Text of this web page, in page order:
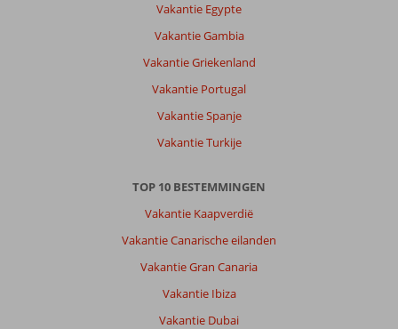
Vakantie Egypte
Vakantie Gambia
Vakantie Griekenland
Vakantie Portugal
Vakantie Spanje
Vakantie Turkije
TOP 10 BESTEMMINGEN
Vakantie Kaapverdië
Vakantie Canarische eilanden
Vakantie Gran Canaria
Vakantie Ibiza
Vakantie Dubai